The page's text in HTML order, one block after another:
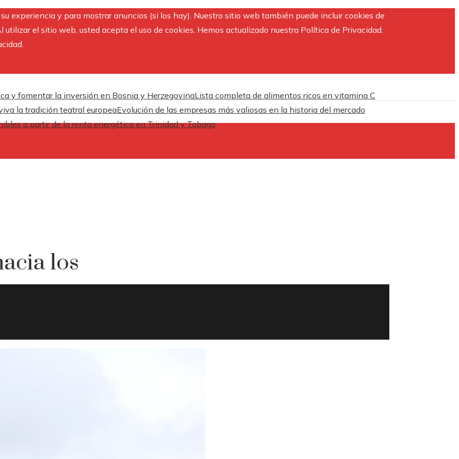
experiencia y para mostrar anuncios (si los hay). Nuestro sitio web también puede incluir cookies de
utilizar el sitio web, usted acepta el uso de cookies. Hemos actualizado nuestra Política de Privacidad.
y fomentar la inversión en Bosnia y HerzegovinaLista completa de alimentos ricos en vitamina C
la tradición teatral europeaEvolución de las empresas más valiosas en la historia del mercado
a partir de la renta energética en Trinidad y Tobago
los